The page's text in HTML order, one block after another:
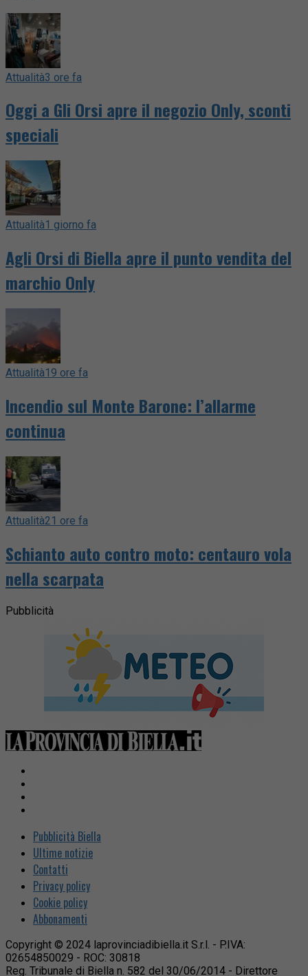
Attualità3 ore fa
Oggi a Gli Orsi apre il negozio Only, sconti
speciali
Attualità1 giorno fa
Agli Orsi di Biella apre il punto vendita del
marchio Only
Attualità19 ore fa
Incendio sul Monte Barone: l’allarme
continua
Attualità21 ore fa
Schianto auto contro moto: centauro vola
nella scarpata
Pubblicità
Pubblicità Biella
Ultime notizie
Contatti
Privacy policy
Cookie policy
Abbonamenti
Copyright © 2024 laprovinciadibiella.it S.r.l. - P.IVA:
02654850029 - ROC: 30818
Reg. Tribunale di Biella n. 582 del 30/06/2014 - Direttore